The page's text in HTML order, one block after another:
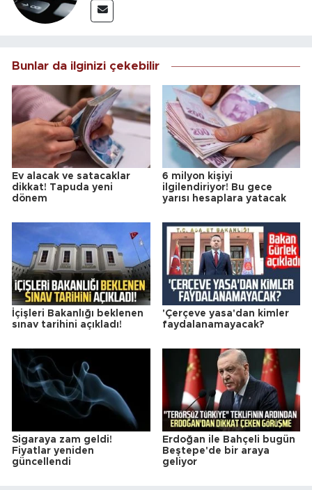
Bunlar da ilginizi çekebilir
Ev alacak ve satacaklar
dikkat! Tapuda yeni
dönem
6 milyon kişiyi
ilgilendiriyor! Bu gece
yarısı hesaplara yatacak
İçişleri Bakanlığı beklenen
sınav tarihini açıkladı!
'Çerçeve yasa'dan kimler
faydalanamayacak?
Sigaraya zam geldi!
Fiyatlar yeniden
güncellendi
Erdoğan ile Bahçeli bugün
Beştepe'de bir araya
geliyor